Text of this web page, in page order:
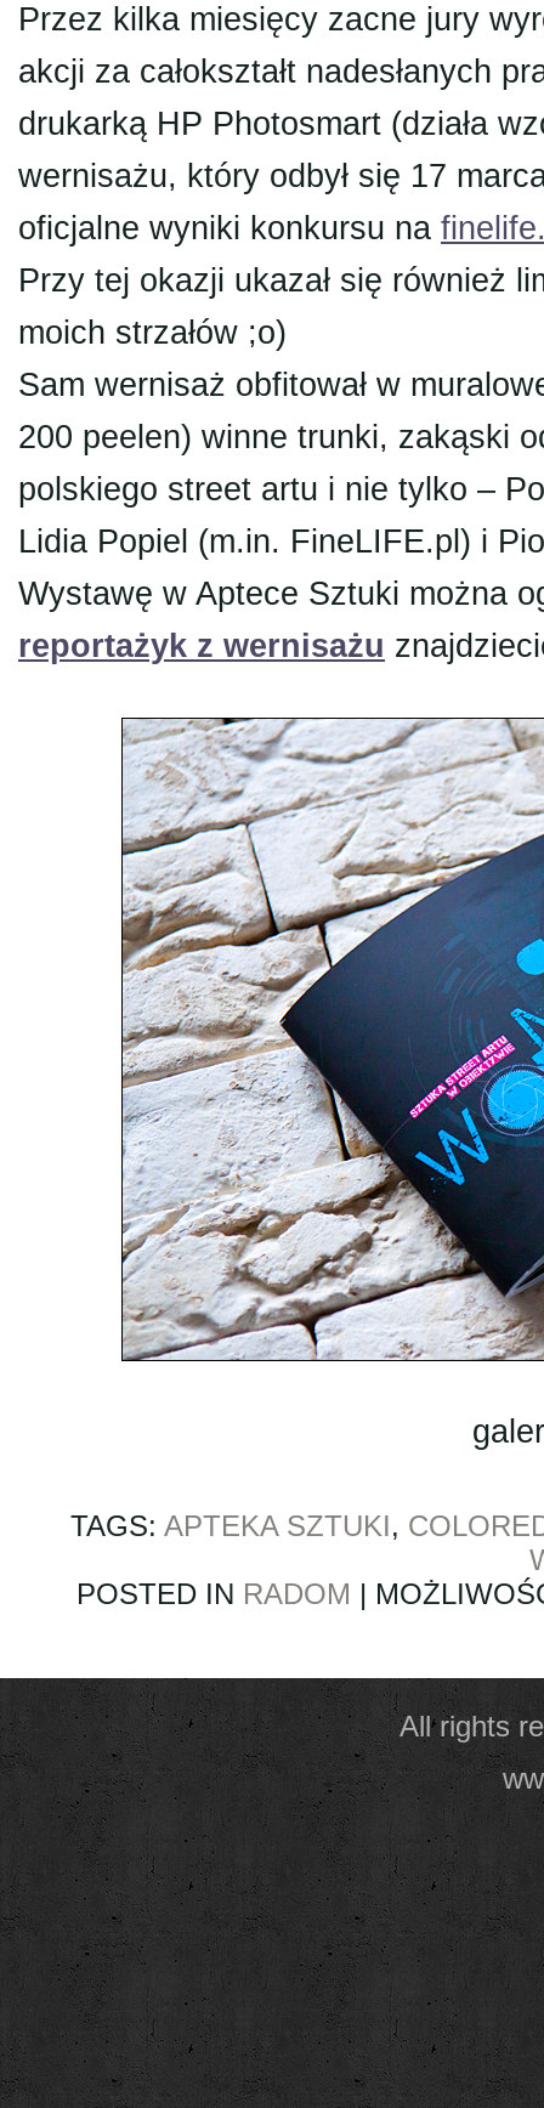
Przez kilka miesięcy zacne jury
akcji za całokształt nadesłanych
drukarką HP Photosmart (działa
wernisażu, który odbył się 17
oficjalne wyniki konkursu na
Przy tej okazji ukazał się również
moich strzałów ;o)
Sam wernisaż obfitował w
200 peelen) winne trunki, zakąski
polskiego street artu i nie tylko –
Lidia Popiel (m.in. FineLIFE.pl) i
Wystawę w Aptece Sztuki można
reportażyk z wernisażu
TAGS: APTEKA SZTUKI,
POSTED IN RADOM |
All rights